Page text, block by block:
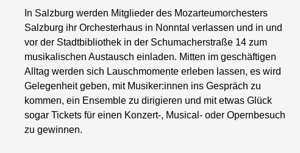
In Salzburg werden Mitglieder des Mozarteumorchesters
Salzburg ihr Orchesterhaus in Nonntal verlassen und in und
vor der Stadtbibliothek in der Schumacherstraße 14 zum
musikalischen Austausch einladen. Mitten im geschäftigen
Alltag werden sich Lauschmomente erleben lassen, es wird
Gelegenheit geben, mit Musiker:innen ins Gespräch zu
kommen, ein Ensemble zu dirigieren und mit etwas Glück
sogar Tickets für einen Konzert-, Musical- oder Opernbesuch
zu gewinnen.